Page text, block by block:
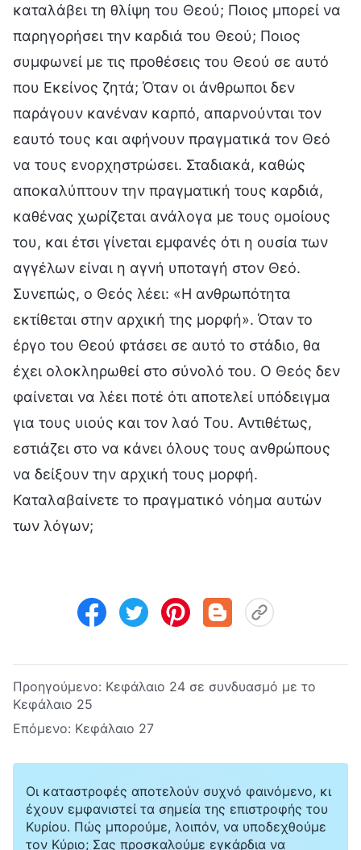
καταλάβει τη θλίψη του Θεού; Ποιος μπορεί να
παρηγορήσει την καρδιά του Θεού; Ποιος
συμφωνεί με τις προθέσεις του Θεού σε αυτό
που Εκείνος ζητά; Όταν οι άνθρωποι δεν
παράγουν κανέναν καρπό, απαρνούνται τον
εαυτό τους και αφήνουν πραγματικά τον Θεό
να τους ενορχηστρώσει. Σταδιακά, καθώς
αποκαλύπτουν την πραγματική τους καρδιά,
καθένας χωρίζεται ανάλογα με τους ομοίους
του, και έτσι γίνεται εμφανές ότι η ουσία των
αγγέλων είναι η αγνή υποταγή στον Θεό.
Συνεπώς, ο Θεός λέει: «Η ανθρωπότητα
εκτίθεται στην αρχική της μορφή». Όταν το
έργο του Θεού φτάσει σε αυτό το στάδιο, θα
έχει ολοκληρωθεί στο σύνολό του. Ο Θεός δεν
φαίνεται να λέει ποτέ ότι αποτελεί υπόδειγμα
για τους υιούς και τον λαό Του. Αντιθέτως,
εστιάζει στο να κάνει όλους τους ανθρώπους
να δείξουν την αρχική τους μορφή.
Καταλαβαίνετε το πραγματικό νόημα αυτών
των λόγων;
Προηγούμενο: Κεφάλαιο 24 σε συνδυασμό με το
Κεφάλαιο 25
Επόμενο: Κεφάλαιο 27
Οι καταστροφές αποτελούν συχνό φαινόμενο, κι
έχουν εμφανιστεί τα σημεία της επιστροφής του
Κυρίου. Πώς μπορούμε, λοιπόν, να υποδεχθούμε
τον Κύριο; Σας προσκαλούμε εγκάρδια να